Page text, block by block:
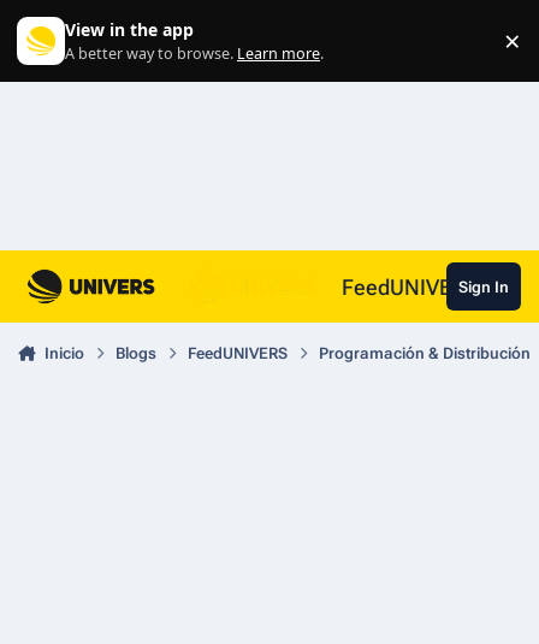
View in the app
A better way to browse. Learn more. ×
FeedUNIVERSSign In
Inicio Blogs FeedUNIVERS Programación & Distribución